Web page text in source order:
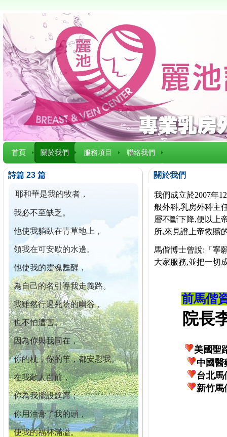
首頁 關於我們 服務項目 聯絡我們
詩篇 23 篇
耶和華是我的牧者，
我必不至缺乏。
他使我躺臥在青草地上，
領我在可安歇的水邊。
他使我的靈魂甦醒，
為自己的名引導我走義路。
我雖然行過死蔭的幽谷，
也不怕遭害。
因為你與我同在，
你的杖，你的竿，都安慰我。
在我敵人面前，
你為我擺設筵席；
你用油膏了我的頭，
使我的福杯滿溢。
關於我們
我們成立於2007年
般外科,乳房外科主
層不斷下降,便以上
所,來見證上帝救贖
馬偕博士曾說:「寧
大家服務,並把一切
前馬偕
院長李
美國聖
中國醫
台北馬
新竹馬